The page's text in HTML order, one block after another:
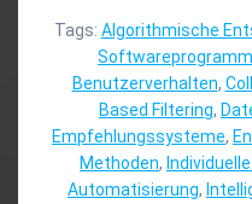
Tags: Algorithmische
Benutzerverhalten,
Based Filtering,
Empfehlungssysteme,
Methoden,
Automatisierung,